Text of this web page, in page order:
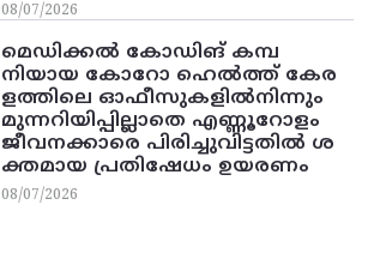
08/07/2026
മെഡിക്കൽ കോഡിങ് കമ്പ
നിയായ കോറോ ഹെൽത്ത് കേര
ളത്തിലെ ഓഫീസുകളിൽനിന്നും
മുന്നറിയിപ്പില്ലാതെ എണ്ണൂറോളം
ജീവനക്കാരെ പിരിച്ചുവിട്ടതിൽ‌ ശ
ക്തമായ പ്രതിഷേധം ഉയരണം
08/07/2026